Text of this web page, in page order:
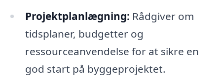
Projektplanlægning: Rådgiver om
tidsplaner, budgetter og
ressourceanvendelse for at sikre en
god start på byggeprojektet.